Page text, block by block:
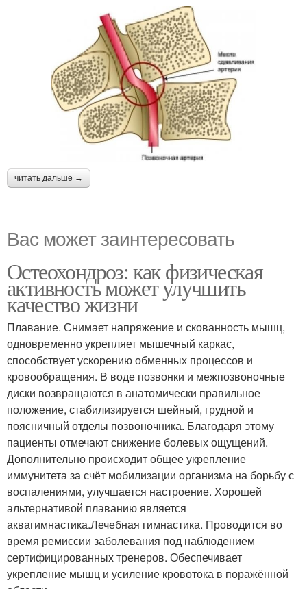
читать дальше →
Вас может заинтересовать
Остеохондроз: как физическая
активность может улучшить
качество жизни
Плавание. Снимает напряжение и скованность мышц,
одновременно укрепляет мышечный каркас,
способствует ускорению обменных процессов и
кровообращения. В воде позвонки и межпозвоночные
диски возвращаются в анатомически правильное
положение, стабилизируется шейный, грудной и
поясничный отделы позвоночника. Благодаря этому
пациенты отмечают снижение болевых ощущений.
Дополнительно происходит общее укрепление
иммунитета за счёт мобилизации организма на борьбу с
воспалениями, улучшается настроение. Хорошей
альтернативой плаванию является
аквагимнастика.Лечебная гимнастика. Проводится во
время ремиссии заболевания под наблюдением
сертифицированных тренеров. Обеспечивает
укрепление мышц и усиление кровотока в поражённой